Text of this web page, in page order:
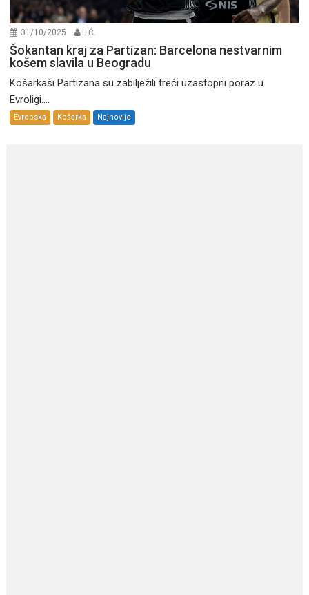
31/10/2025 I. Ć.
Šokantan kraj za Partizan: Barcelona nestvarnim
košem slavila u Beogradu
Košarkaši Partizana su zabilježili treći uzastopni poraz u
Evroligi....
Evropska Košarka Najnovije